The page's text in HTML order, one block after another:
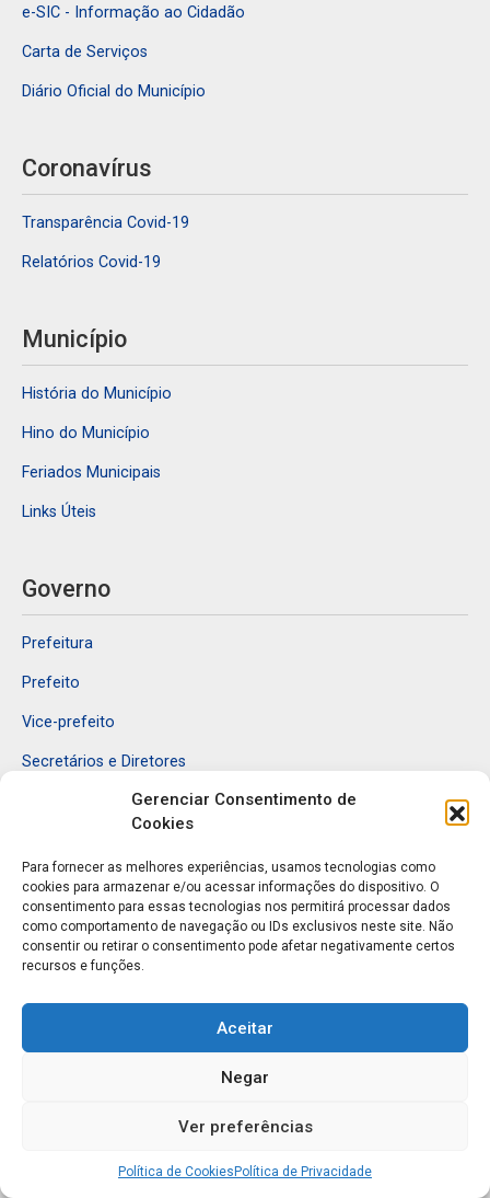
Gerenciar Consentimento de
Cookies
Para fornecer as melhores experiências, usamos tecnologias como
cookies para armazenar e/ou acessar informações do dispositivo. O
consentimento para essas tecnologias nos permitirá processar dados
como comportamento de navegação ou IDs exclusivos neste site. Não
consentir ou retirar o consentimento pode afetar negativamente certos
recursos e funções.
Aceitar
Negar
Ver preferências
Política de Cookies Política de Privacidade
e-SIC - Informação ao Cidadão
Carta de Serviços
Diário Oficial do Município
Coronavírus
Transparência Covid-19
Relatórios Covid-19
Município
História do Município
Hino do Município
Feriados Municipais
Links Úteis
Governo
Prefeitura
Prefeito
Vice-prefeito
Secretários e Diretores
Estrutura Organizacional
Orgãos e Autarquias
Gabinete do Prefeito
Administração e Finanças
Assistência Social e Habitação
Cultura e Turismo